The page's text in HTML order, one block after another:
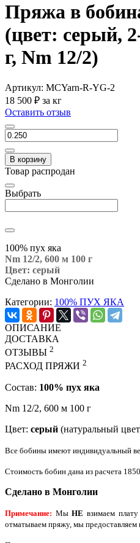
Пряжа в
(цвет: серый,
г, Nm 12/2)
Артикул: MCYarn-R-YG-2
18 500 ₽ за кг
Оставить отзыв
В корзину
Товар распродан
Выбрать
100% пух яка
Nm 12/2, 600 м 100 г
Цвет: серый
Сделано в Монголии
Категории: 100% ПУХ ЯКА
ОПИСАНИЕ
ДОСТАВКА
ОТЗЫВЫ 2
РАСХОД ПРЯЖИ 2
Cостав: 100% пух яка
Nm 12/2, 600 м 100 г
Цвет: серый (натуральный
Все бобины имеют индивидуальный
Стоимость бобин дана из расчета
Сделано в Монголии
Примечание: МыНЕ взимаем
отматываем пряжу, мы